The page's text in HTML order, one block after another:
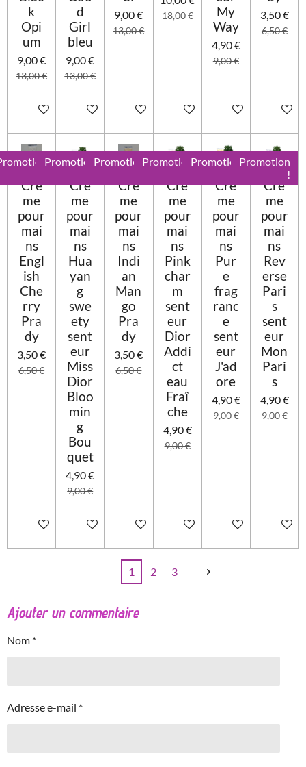
k
Opi
um
9,00 €
13,00 €
Ajouter au panier
d
Girl
bleu
9,00 €
13,00 €
Ajouter au panier
9,00 €
13,00 €
Ajouter au panier
18,00 €
Ajouter au panier
My
Way
4,90 €
9,00 €
Ajouter au panier
3,50 €
6,50 €
Ajouter
Crè
me
pour
mai
ns
Engl
ish
Che
rry
Pra
dy
3,50 €
6,50 €
Ajouter au panier
Promotion
Crè
me
pour
mai
ns
Hua
yan
g
swe
ety
sent
eur
Miss
Dior
Bloo
min
g
Bou
quet
4,90 €
9,00 €
Ajouter au panier
Promotion
Crè
me
pour
mai
ns
Indi
an
Man
go
Pra
dy
3,50 €
6,50 €
Ajouter au panier
Promotion
Crè
me
pour
mai
ns
Pink
char
m
sent
eur
Dior
Addi
ct
eau
Fraî
che
4,90 €
9,00 €
Ajouter au panier
Promotion
Crè
me
pour
mai
ns
Pur
e
frag
ranc
e
sent
eur
J'ad
ore
4,90 €
9,00 €
Ajouter au panier
Promotion
!
Crè
me
pour
mai
ns
Rev
erse
Pari
s
sent
eur
Mon
Pari
s
4,90 €
9,00 €
Ajouter
1 2 3
Ajouter un commentaire
Nom *
Adresse e-mail *